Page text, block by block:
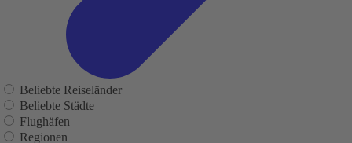
Beliebte Reiseländer
Beliebte Städte
Flughäfen
Regionen